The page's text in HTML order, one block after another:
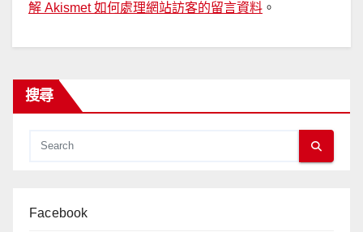
解 Akismet 如何處理網站訪客的留言資料 。
搜尋
Facebook